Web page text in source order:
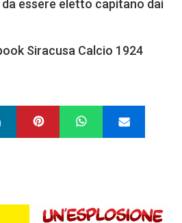
essere eletto capitano dai
Siracusa Calcio 1924